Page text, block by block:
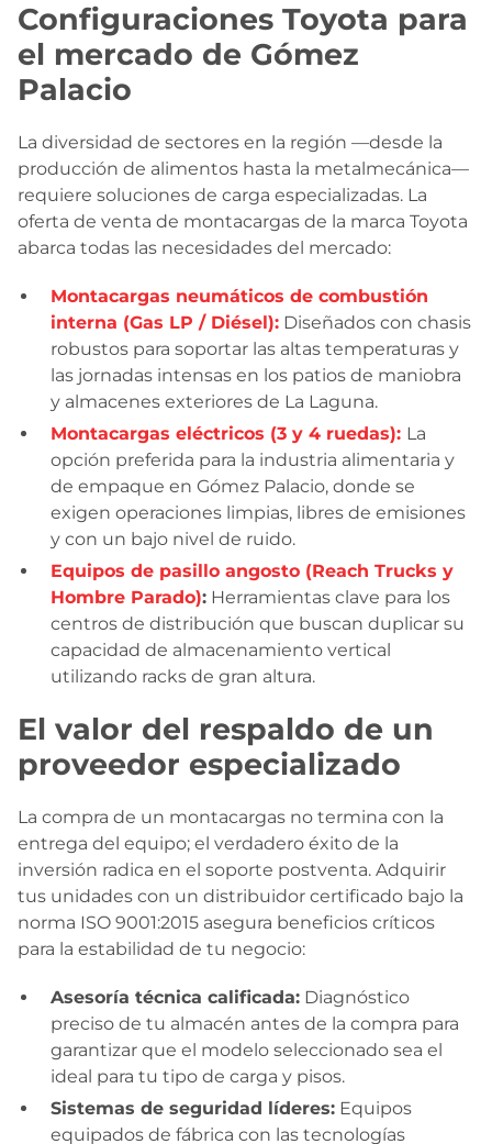
Configuraciones Toyota para
el mercado de Gómez
Palacio
La diversidad de sectores en la región —desde la
producción de alimentos hasta la metalmecánica—
requiere soluciones de carga especializadas. La
oferta de venta de montacargas de la marca Toyota
abarca todas las necesidades del mercado:
Montacargas neumáticos de combustión
interna (Gas LP / Diésel): Diseñados con chasis
robustos para soportar las altas temperaturas y
las jornadas intensas en los patios de maniobra
y almacenes exteriores de La Laguna.
Montacargas eléctricos (3 y 4 ruedas): La
opción preferida para la industria alimentaria y
de empaque en Gómez Palacio, donde se
exigen operaciones limpias, libres de emisiones
y con un bajo nivel de ruido.
Equipos de pasillo angosto (Reach Trucks y
Hombre Parado): Herramientas clave para los
centros de distribución que buscan duplicar su
capacidad de almacenamiento vertical
utilizando racks de gran altura.
El valor del respaldo de un
proveedor especializado
La compra de un montacargas no termina con la
entrega del equipo; el verdadero éxito de la
inversión radica en el soporte postventa. Adquirir
tus unidades con un distribuidor certificado bajo la
norma ISO 9001:2015 asegura beneficios críticos
para la estabilidad de tu negocio:
Asesoría técnica calificada: Diagnóstico
preciso de tu almacén antes de la compra para
garantizar que el modelo seleccionado sea el
ideal para tu tipo de carga y pisos.
Sistemas de seguridad líderes: Equipos
equipados de fábrica con las tecnologías